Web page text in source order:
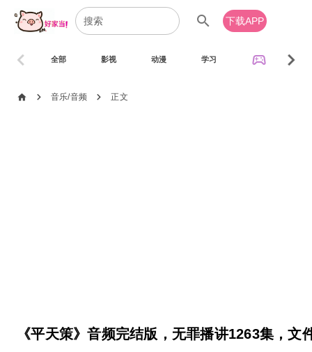
search 下载APP
全部 影视 动漫 学习 sports_esports
chevron_left chevron_right
home chevron_right 音乐/音频 chevron_right 正文
《平天策》音频完结版，无罪播讲1263集，文